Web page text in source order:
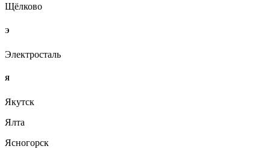
Щёлково
Э
Электросталь
Я
Якутск
Ялта
Ясногорск